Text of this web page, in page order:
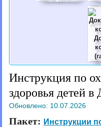
Инструкция по
здоровья детей
Обновлено: 10.07.2026
Пакет: Инструкции